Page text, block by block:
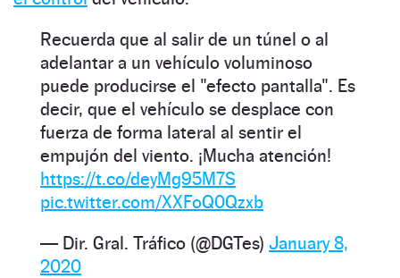
Recuerda que al salir de un túnel o al
adelantar a un vehículo voluminoso
puede producirse el "efecto pantalla". Es
decir, que el vehículo se desplace con
fuerza de forma lateral al sentir el
empujón del viento. ¡Mucha atención!
https://t.co/deyMg95M7S
pic.twitter.com/XXFoQ0Qzxb
— Dir. Gral. Tráfico (@DGTes) January 8,
2020